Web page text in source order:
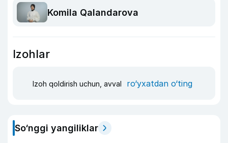
Komila Qalandarova
Izohlar
Izoh qoldirish uchun, avval ro‘yxatdan o‘ting
So‘nggi yangiliklar